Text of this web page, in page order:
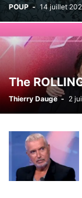
POUP - 14 juillet
The
Thierry Dauge - 2